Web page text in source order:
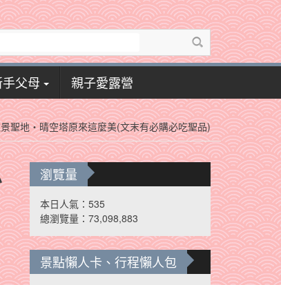
父母 親子愛露營
聖地‧晴空塔原來這麼美(文末有必購必吃聖品)
瀏覽量
本日人氣：535
總瀏覽量：73,098,883
景點懶人卡、行程懶人包